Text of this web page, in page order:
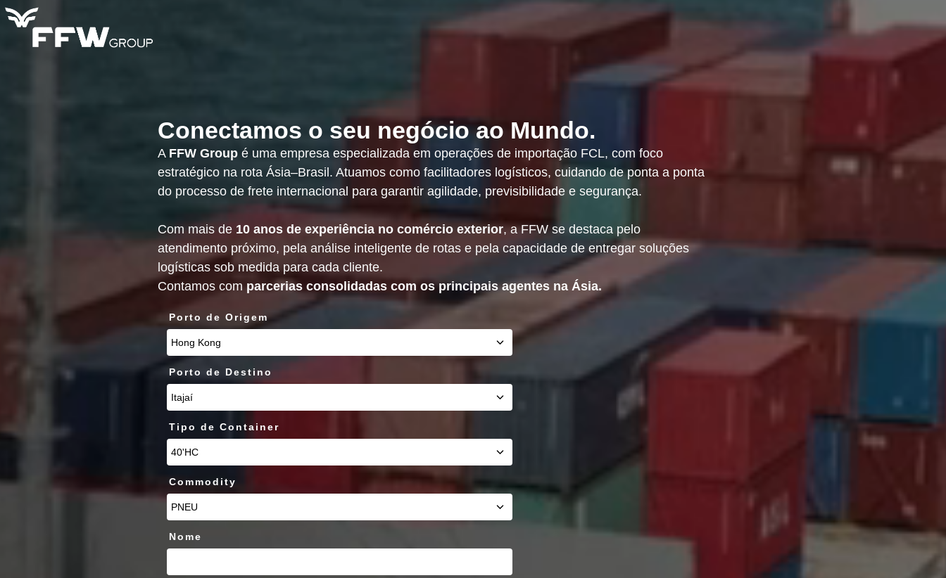
Conectamos o seu negócio ao Mundo.
A FFW Group é uma empresa especializada em operações de importação FCL, com foco
estratégico na rota Ásia–Brasil. Atuamos como facilitadores logísticos, cuidando de ponta a ponta
do processo de frete internacional para garantir agilidade, previsibilidade e segurança.
Com mais de 10 anos de experiência no comércio exterior, a FFW se destaca pelo
atendimento próximo, pela análise inteligente de rotas e pela capacidade de entregar soluções
logísticas sob medida para cada cliente.
Contamos com parcerias consolidadas com os principais agentes na Ásia.
Porto de Origem
Porto de Destino
Tipo de Container
Commodity
Nome